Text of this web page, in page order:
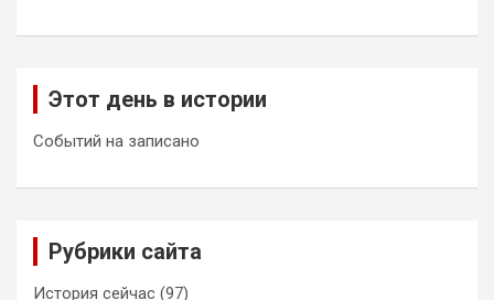
Этот день в истории
Событий на записано
Рубрики сайта
История сейчас (97)